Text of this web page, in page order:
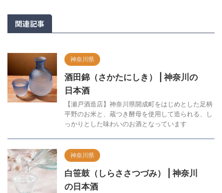
関連記事
神奈川県
酒田錦（さかたにしき） | 神奈川の
日本酒
【瀬戸酒造店】神奈川県開成町をはじめとした足柄
平野のお米と、蔵つき酵母を使用して造られる、し
っかりとした味わいのお酒となっています
神奈川県
白笹鼓（しらささつづみ） | 神奈川
の日本酒